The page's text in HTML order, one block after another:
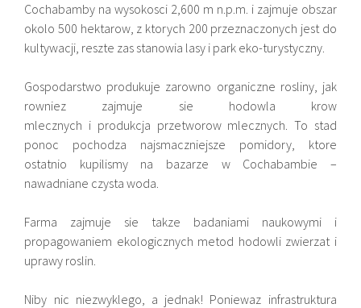
Cochabamby na wysokosci 2,600 m n.p.m. i zajmuje obszar
okolo 500 hektarow, z ktorych 200 przeznaczonych jest do
kultywacji, reszte zas stanowia lasy i park eko-turystyczny.
Gospodarstwo produkuje zarowno organiczne rosliny, jak
rowniez zajmuje sie hodowla krow
mlecznych i produkcja przetworow mlecznych. To stad
ponoc pochodza najsmaczniejsze pomidory, ktore
ostatnio kupilismy na bazarze w Cochabambie –
nawadniane czysta woda.
Farma zajmuje sie takze badaniami naukowymi i
propagowaniem ekologicznych metod hodowli zwierzat i
uprawy roslin.
Niby nic niezwyklego, a jednak! Poniewaz infrastruktura